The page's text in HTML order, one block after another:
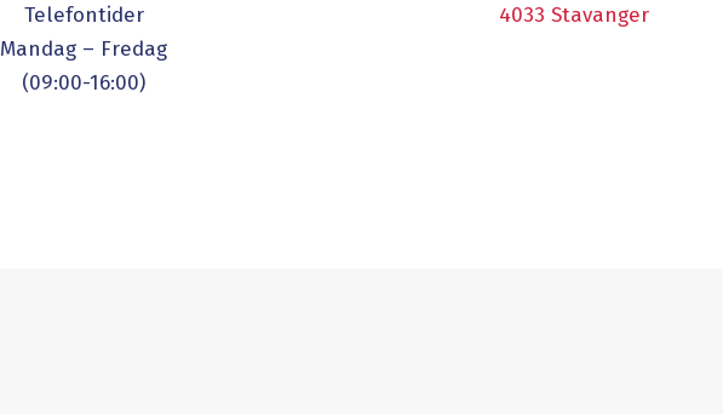
Telefontider
Mandag – Fredag
(09:00-16:00)
4033 Stavanger